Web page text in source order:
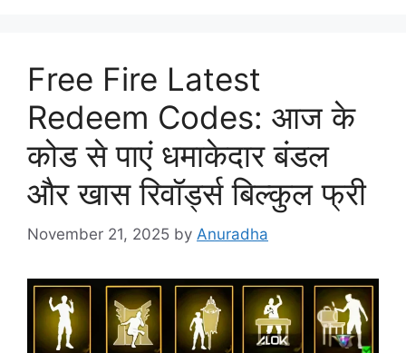
Free Fire Latest
Redeem Codes: आज के
कोड से पाएं धमाकेदार बंडल
और खास रिवॉर्ड्स बिल्कुल फ्री
November 21, 2025 by Anuradha